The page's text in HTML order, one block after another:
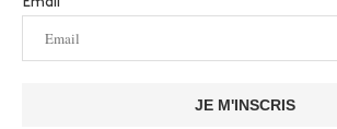
JE M'INSCRIS